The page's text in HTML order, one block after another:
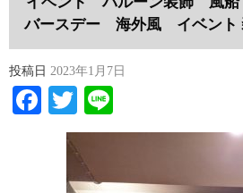
バースデー 海外風 イベント
投稿日 2023年1月7日
Facebook
Twitter